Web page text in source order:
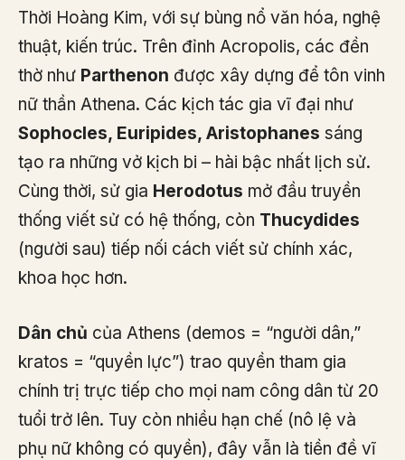
Thời Hoàng Kim, với sự bùng nổ văn hóa, nghệ
thuật, kiến trúc. Trên đỉnh Acropolis, các đền
thờ như Parthenon được xây dựng để tôn vinh
nữ thần Athena. Các kịch tác gia vĩ đại như
Sophocles, Euripides, Aristophanes sáng
tạo ra những vở kịch bi – hài bậc nhất lịch sử.
Cùng thời, sử gia Herodotus mở đầu truyền
thống viết sử có hệ thống, còn Thucydides
(người sau) tiếp nối cách viết sử chính xác,
khoa học hơn.
Dân chủ của Athens (demos = “người dân,”
kratos = “quyền lực”) trao quyền tham gia
chính trị trực tiếp cho mọi nam công dân từ 20
tuổi trở lên. Tuy còn nhiều hạn chế (nô lệ và
phụ nữ không có quyền), đây vẫn là tiền đề vĩ